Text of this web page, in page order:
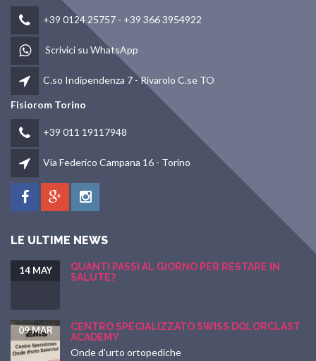
+39 0124 25757 - +39 366 3954922
Scrivici su WhatsApp
C.so Indipendenza 7 - Rivarolo C.se TO
Fisiorom Torino
+39 011 19117948
Via Federico Campana 16 - Torino
LE ULTIME NEWS
QUANTI PASSI AL GIORNO PER RESTARE IN
SALUTE?
14 MAY
CENTRO SPECIALIZZATO SWISS DOLORCLAST
ACADEMY
09 MAR
Onde d'urto ortopediche